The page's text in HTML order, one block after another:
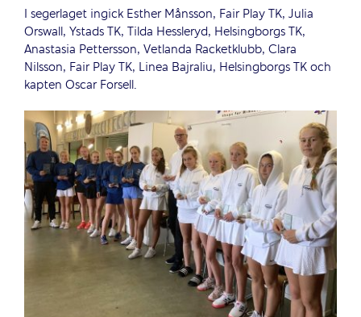
I segerlaget ingick Esther Månsson, Fair Play TK, Julia
Orswall, Ystads TK, Tilda Hessleryd, Helsingborgs TK,
Anastasia Pettersson, Vetlanda Racketklubb, Clara
Nilsson, Fair Play TK, Linea Bajraliu, Helsingborgs TK och
kapten Oscar Forsell.